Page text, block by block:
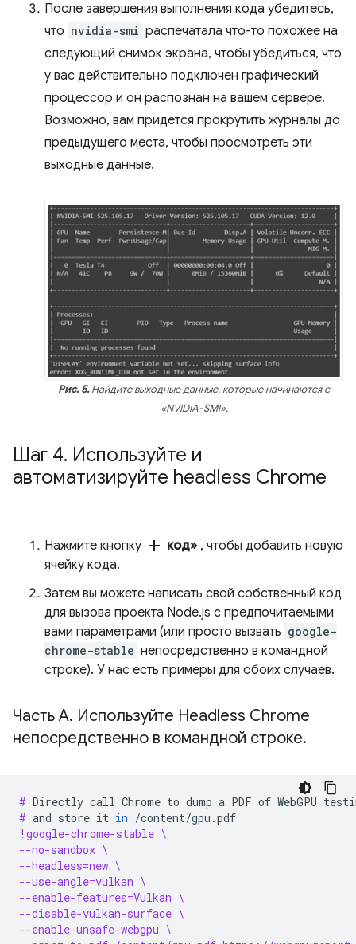
После завершения выполнения кода убедитесь,
что nvidia-smi распечатала что-то похожее на
следующий снимок экрана, чтобы убедиться, что
у вас действительно подключен графический
процессор и он распознан на вашем сервере.
Возможно, вам придется прокрутить журналы до
предыдущего места, чтобы просмотреть эти
выходные данные.
Рис. 5.Найдите выходные данные, которые начинаются с
«NVIDIA-SMI».
Шаг 4. Используйте и
автоматизируйте headless Chrome
Нажмите кнопку add код» , чтобы добавить новую
ячейку кода.
Затем вы можете написать свой собственный код
для вызова проекта Node.js с предпочитаемыми
вами параметрами (или просто вызвать google-
chrome-stable непосредственно в командной
строке). У нас есть примеры для обоих случаев.
Часть A. Используйте Headless Chrome
непосредственно в командной строке.
# Directly call Chrome to dump a PDF of WebGPU
# and store it in
!google-chrome-stable \
--no-sandbox \
--headless=new \
--use-angle=vulkan \
--enable-features=Vulkan \
--disable-vulkan-surface \
--enable-unsafe-webgpu \